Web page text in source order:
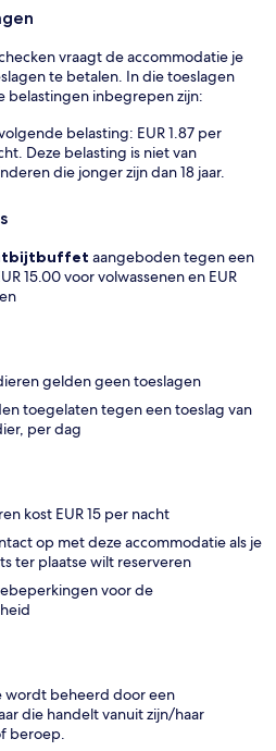
vraagt de accommodatie je
te betalen. In die toeslagen
belastingen inbegrepen zijn:
belasting: EUR 1.87 per
Deze belasting is niet van
die jonger zijn dan 18 jaar.
aangeboden tegen een
15.00 voor volwassenen en EUR
gelden geen toeslagen
toegelaten tegen een toeslag van
per dag
kost EUR 15 per nacht
op met deze accommodatie als je
ter plaatse wilt reserveren
voor de
wordt beheerd door een
die handelt vanuit zijn/haar
beroep.